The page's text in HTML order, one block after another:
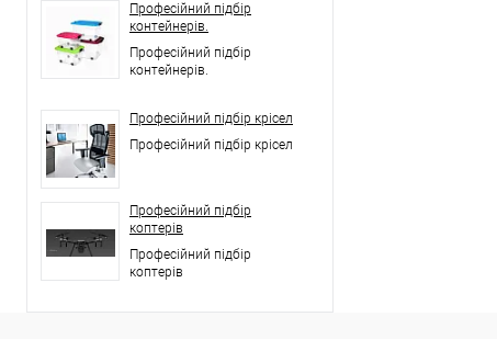
Професійний підбір
контейнерів.
Професійний підбір
контейнерів.
Професійний підбір крісел
Професійний підбір крісел
Професійний підбір
коптерів
Професійний підбір
коптерів